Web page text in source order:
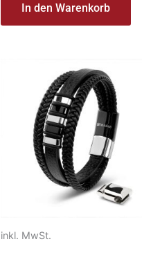
In den Warenkorb
inkl. MwSt.
mehrere
Varianten
auf